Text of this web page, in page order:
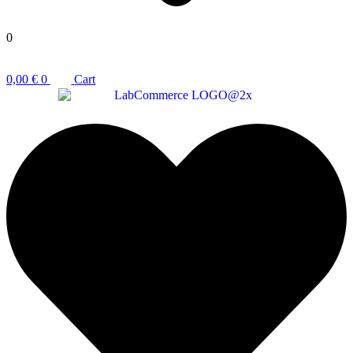
0
0,00 € 0 Cart